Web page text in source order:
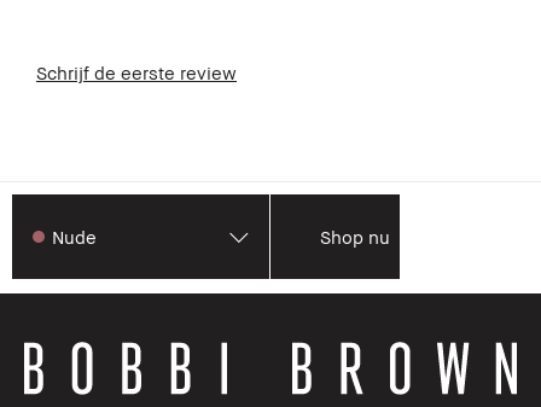
Schrijf de eerste review
Nude Shop nu